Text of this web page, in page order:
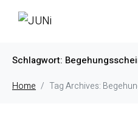
Schlagwort:
Home Tag Archives: